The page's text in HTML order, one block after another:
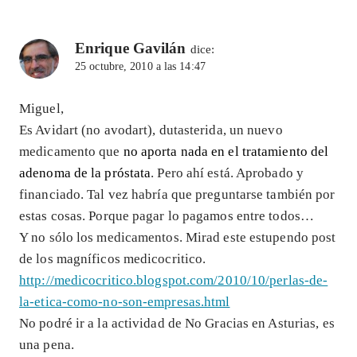
Enrique Gavilán dice:
25 octubre, 2010 a las 14:47
Miguel,
Es Avidart (no avodart), dutasterida, un nuevo
medicamento que no aporta nada en el tratamiento del
adenoma de la próstata. Pero ahí está. Aprobado y
financiado. Tal vez habría que preguntarse también por
estas cosas. Porque pagar lo pagamos entre todos…
Y no sólo los medicamentos. Mirad este estupendo post
de los magníficos medicocritico.
http://medicocritico.blogspot.com/2010/10/perlas-de-
la-etica-como-no-son-empresas.html
No podré ir a la actividad de No Gracias en Asturias, es
una pena.